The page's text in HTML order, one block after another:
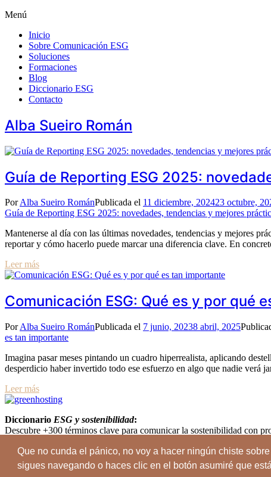
Que no cunda el pánico, no voy a hacer ningún chiste
sigues navegando o haces clic en el botón asumiré que
Menú
Inicio
Sobre Comunicación ESG
Soluciones
Formaciones
Blog
Diccionario ESG
Contacto
Alba Sueiro Román
Guía de Reporting ESG 2025:
PorAlba Sueiro RománPublicada el 11 diciembre, 202423 octubre,
Guía de Reporting ESG 2025: novedades, tendencias y mejores
Mantenerse al día con las últimas novedades, tendencias y mejores
reportar y cómo hacerlo puede marcar una diferencia clave. En
Leer más
Comunicación ESG: Qué es y por qué
PorAlba Sueiro RománPublicada el 7 junio, 20238 abril, 2025
es tan importante
Imagina pasar meses pintando un cuadro hiperrealista, aplicando
desperdicio haber invertido todo ese esfuerzo en algo que nadie verá
Leer más
Diccionario ESG y sostenibilidad:
Descubre +300 términos clave para comunicar la sostenibilidad con
DESCARGAR AHORA
© Alba Sueiro Román. Privacidad |Aviso Legal|Cookies |
InstagramYoutube Linkedin-in